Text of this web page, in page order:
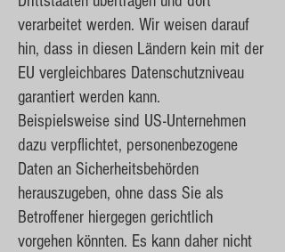
verarbeitet werden. Wir weisen darauf
hin, dass in diesen Ländern kein mit der
EU vergleichbares Datenschutzniveau
garantiert werden kann.
Beispielsweise sind US-Unternehmen
dazu verpflichtet, personenbezogene
Daten an Sicherheitsbehörden
herauszugeben, ohne dass Sie als
Betroffener hiergegen gerichtlich
vorgehen könnten. Es kann daher nicht